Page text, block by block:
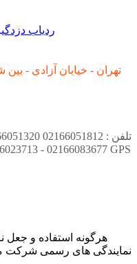
ردیاب
تهران - خیابان آزادی -
هرگونه استفاده و جعل
نمایندگی های رسمی شرکت